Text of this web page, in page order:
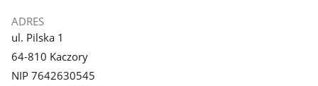
ADRES
ul. Pilska 1
64-810 Kaczory
NIP 7642630545